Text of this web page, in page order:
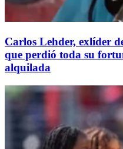
Carlos Lehder, exlíder
que perdió toda su
alquilada